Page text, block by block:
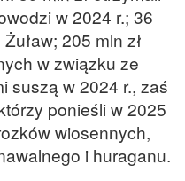
w 2024 r.; 36
205 mln zł
w związku ze
suszą w 2024 r., zaś
ponieśli w 2025
wiosennych,
i huraganu.